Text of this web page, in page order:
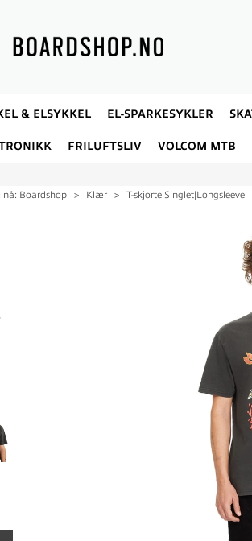
& ELSYKKEL EL-SPARKESYKLER
FRILUFTSLIV VOLCOM MTB
nå: Boardshop > Klær > T-skjorte|Singlet|Longsleeve